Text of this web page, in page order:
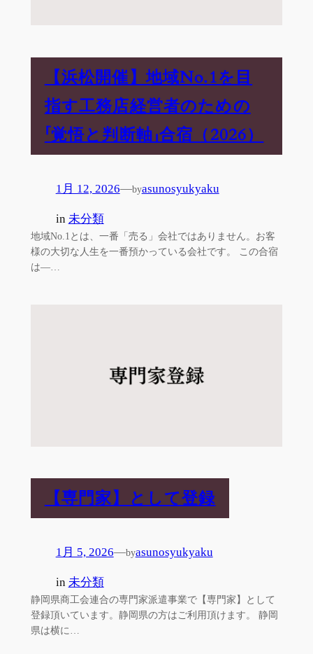
【浜松開催】地域No.1を目
指す工務店経営者のための
「覚悟と判断軸」合宿（2026）
1月 12, 2026—byasunosyukyaku
in 未分類
地域No.1とは、一番「売る」会社ではありません。お客
様の大切な人生を一番預かっている会社です。 この合宿
は—…
【専門家】として登録
1月 5, 2026—byasunosyukyaku
in 未分類
静岡県商工会連合の専門家派遣事業で【専門家】として
登録頂いています。静岡県の方はご利用頂けます。 静岡
県は横に…